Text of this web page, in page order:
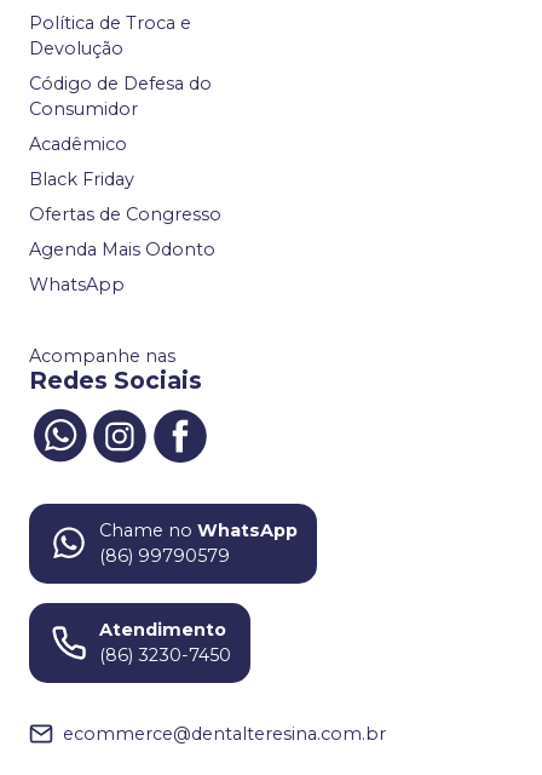
Política de Troca e
Devolução
Código de Defesa do
Consumidor
Acadêmico
Black Friday
Ofertas de Congresso
Agenda Mais Odonto
WhatsApp
Acompanhe nas
Redes Sociais
Chame no WhatsApp
(86) 99790579
Atendimento
(86) 3230-7450
ecommerce@dentalteresina.com.br